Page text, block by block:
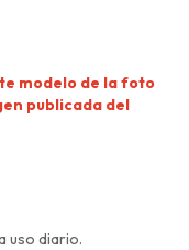
modelo de la foto
publicada del
uso diario.